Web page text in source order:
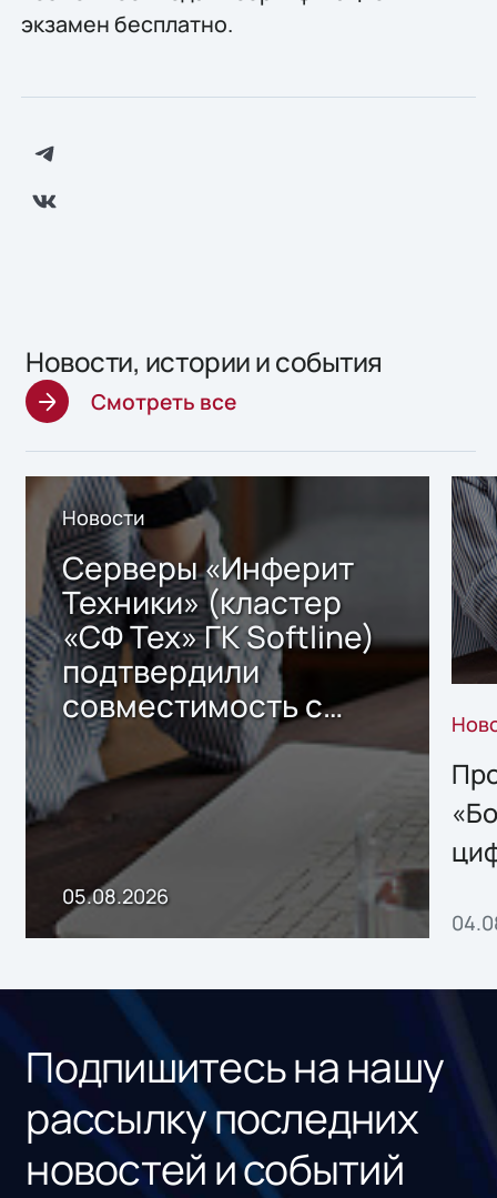
экзамен бесплатно.
Новости, истории и события
Смотреть все
Новости
Серверы «Инферит
Техники» (кластер
«СФ Тех» ГК Softline)
подтвердили
совместимость с
решением Sharx
Storage 2.x для
хранения данных
05.08.2026
Подпишитесь на нашу
рассылку последних
новостей и событий